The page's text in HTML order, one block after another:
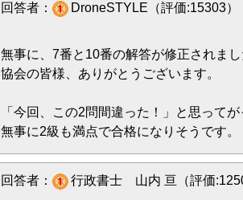
回答者： DroneSTYLE（評価:15303）
無事に、7番と10番の解答が修正されま
協会の皆様、ありがとうございます。
「今回、この2問間違った！」と思って
無事に2級も満点で合格になりそうです。
回答者： 行政書士 山内 亘（評価